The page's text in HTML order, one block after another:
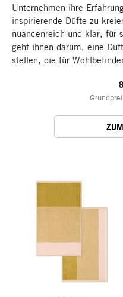
Unternehmen ihre
inspirierende Düfte zu
nuancenreich und klar, für
geht ihnen darum, eine
stellen, die für